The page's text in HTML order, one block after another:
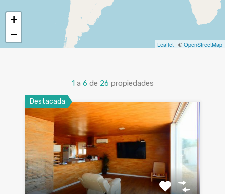
+
−
Leaflet | ©OpenStreetMap
1 a 6 de 26 propiedades
Destacada